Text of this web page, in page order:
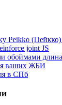
Peikko
joint JS
обоймами
ваших ЖБИ
в СПб